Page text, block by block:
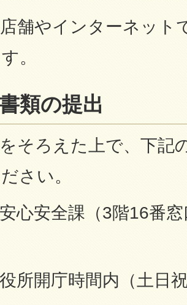
舗やインターネット
。
類の提出
そろえた上で、下記
さい。
安心安全課（3階16番
庁時間内（土日祝